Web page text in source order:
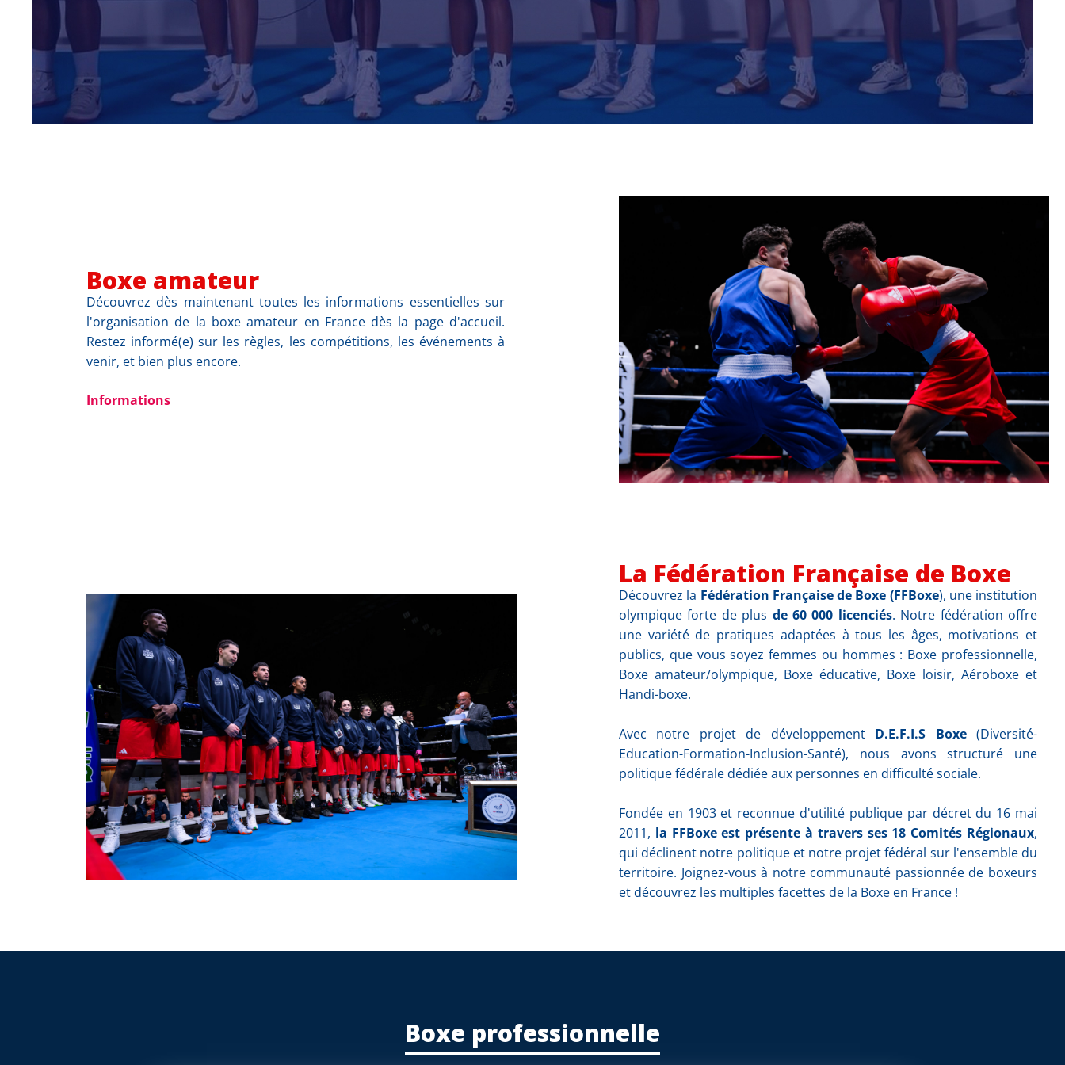
Boxe amateur
Découvrez dès maintenant toutes les informations essentielles sur
l'organisation de la boxe amateur en France dès la page d'accueil.
Restez informé(e) sur les règles, les compétitions, les événements à
venir, et bien plus encore.
Informations
La Fédération Française de Boxe
Découvrez la Fédération Française de Boxe (FFBoxe), une institution
olympique forte de plus de 60 000 licenciés. Notre fédération offre
une variété de pratiques adaptées à tous les âges, motivations et
publics, que vous soyez femmes ou hommes : Boxe professionnelle,
Boxe amateur/olympique, Boxe éducative, Boxe loisir, Aéroboxe et
Handi-boxe.
Avec notre projet de développement D.E.F.I.S Boxe(Diversité-
Education-Formation-Inclusion-Santé), nous avons structuré une
politique fédérale dédiée aux personnes en difficulté sociale.
Fondée en 1903 et reconnue d'utilité publique par décret du 16 mai
2011, la FFBoxe est présente à travers ses 18 Comités Régionaux,
qui déclinent notre politique et notre projet fédéral sur l'ensemble du
territoire. Joignez-vous à notre communauté passionnée de boxeurs
et découvrez les multiples facettes de la Boxe en France !
Boxe professionnelle